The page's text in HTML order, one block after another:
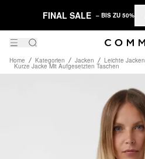
FINAL SALE – BIS ZU 50%
Home Kategorien Jacken Leichte Jacken
Kurze Jacke Mit Aufgesetzten Taschen